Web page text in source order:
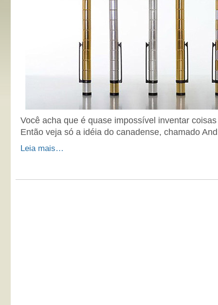
Você acha que é quase impossível inventar
Então veja só a idéia do canadense, chamado
Leia mais…